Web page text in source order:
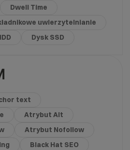
Dwell Time
uwierzytelnianie
Dysk SSD
text
Atrybut Alt
Atrybut Nofollow
Black Hat SEO